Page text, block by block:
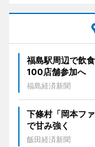
福島駅周辺で飲
100店舗参加へ
福島経済新聞
下條村「岡本フ
で甘み強く
飯田経済新聞